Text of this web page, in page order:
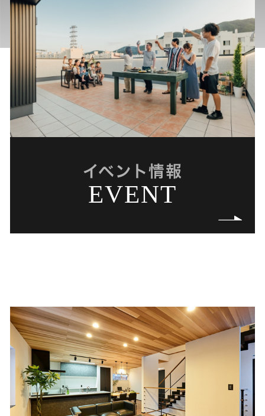
イベント情報
EVENT